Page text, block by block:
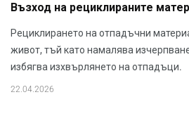
Възход на рециклираните
Рециклирането на отпадъчни
живот, тъй като намалява
избягва изхвърлянето на отпадъци.
22.04.2026